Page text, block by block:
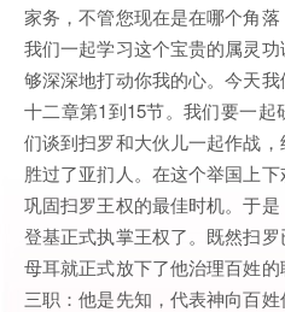
家务，不管您现在是在哪个角
我们一起学习这个宝贵的属灵
够深深地打动你我的心。今天
十二章第1到15节。我们要一
们谈到扫罗和大伙儿一起作战
胜过了亚扪人。在这个举国上
巩固扫罗王权的最佳时机。于
登基正式执掌王权了。既然扫
母耳就正式放下了他治理百姓
三职：他是先知，代表神向百